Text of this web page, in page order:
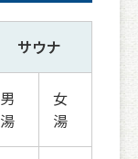
サウナ
男
湯
女
湯